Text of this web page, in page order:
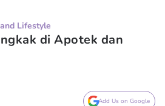
Lifestyle
di Apotek dan
Add Us on Google